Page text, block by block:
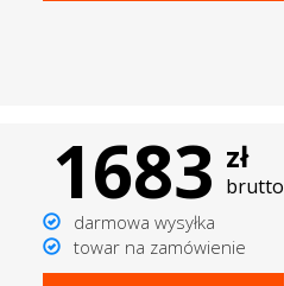
1683 zł
brutto
darmowa wysyłka
towar na zamówienie